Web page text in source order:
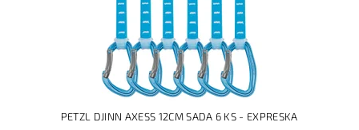
PETZL DJINN AXESS 12CM SADA 6 KS - EXPRESKA